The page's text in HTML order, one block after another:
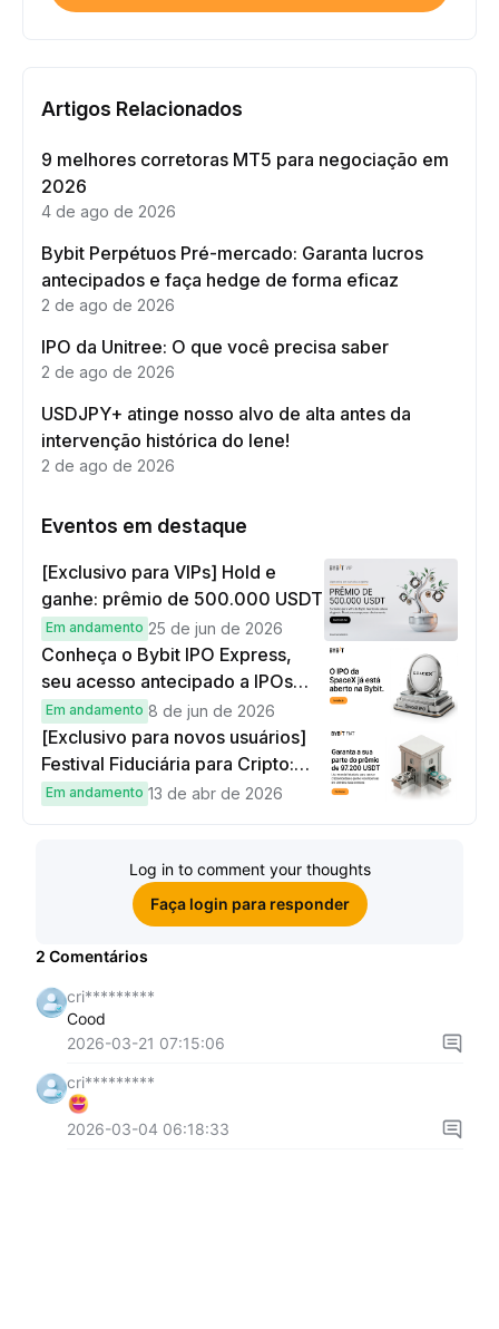
Artigos Relacionados
9 melhores corretoras MT5 para negociação em
2026
4 de ago de 2026
Bybit Perpétuos Pré-mercado: Garanta lucros
antecipados e faça hedge de forma eficaz
2 de ago de 2026
IPO da Unitree: O que você precisa saber
2 de ago de 2026
USDJPY+ atinge nosso alvo de alta antes da
intervenção histórica do Iene!
2 de ago de 2026
Eventos em destaque
[Exclusivo para VIPs] Hold e
ganhe: prêmio de 500.000 USDT
Em andamento 25 de jun de 2026
Conheça o Bybit IPO Express,
seu acesso antecipado a IPOs
globais
Em andamento 8 de jun de 2026
[Exclusivo para novos usuários]
Festival Fiduciária para Cripto:
complete tarefas simples e
Em andamento 13 de abr de 2026
Log in to comment your thoughts
Faça login para responder
2 Comentários
cri*********
Cood
2026-03-21 07:15:06
cri*********
2026-03-04 06:18:33